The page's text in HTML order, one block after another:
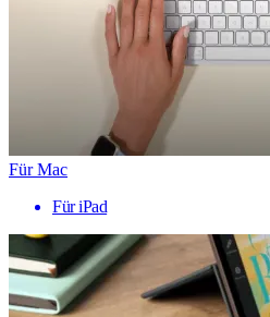
Für Mac
Für iPad